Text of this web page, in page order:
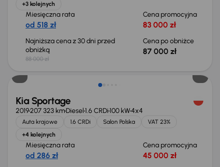
+3 kolejnych
Miesięczna rata
od 518 zł
Cena promocyjna
83 000 zł
Najniższa cena z 30 dni przed
obniżką
88 000 zł
Cena po obniżce
87 000 zł
Taniej o 500 zł
Kia Sportage
2019207 323 kmDiesel1.6 CRDi100 kW4x4
Auta krajowe 1.6 CRDi Salon Polska
VAT 23%
+4 kolejnych
Miesięczna rata
od 286 zł
Cena promocyjna
45 000 zł